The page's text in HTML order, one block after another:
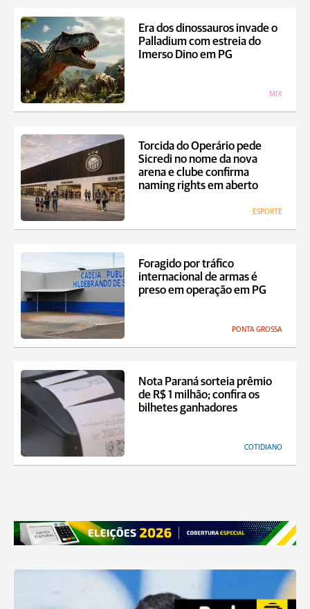
Era dos dinossauros invade o
Palladium com estreia do
Imerso Dino em PG
MIX
Torcida do Operário pede
Sicredi no nome da nova
arena e clube confirma
naming rights em aberto
ESPORTE
Foragido por tráfico
internacional de armas é
preso em operação em PG
PONTA GROSSA
Nota Paraná sorteia prêmio
de R$ 1 milhão; confira os
bilhetes ganhadores
COTIDIANO